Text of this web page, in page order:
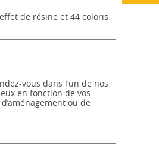
de résine et 44 coloris
vous dans l’un de nos
en fonction de vos
ou de